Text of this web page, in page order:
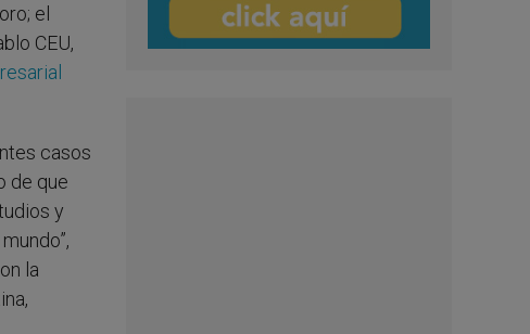
el
CEU,
casos
de que
y
la